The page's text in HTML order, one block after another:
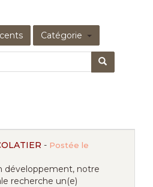
Catégorie
- Postée le
développement, notre
recherche un(e)